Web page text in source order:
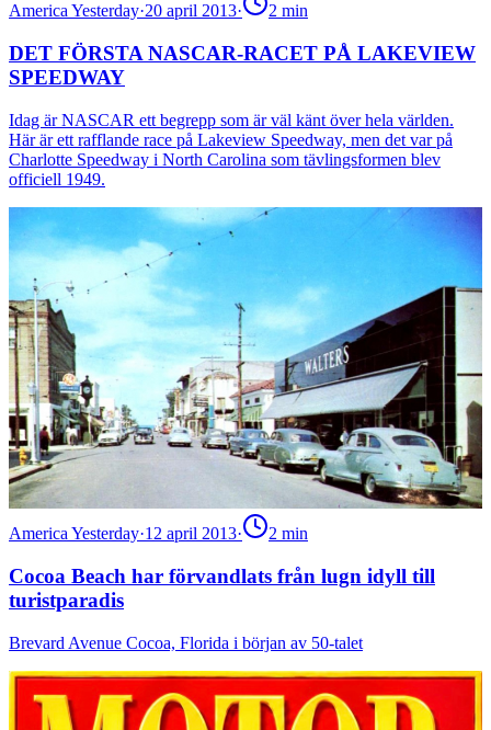
America Yesterday·20 april 2013· 2 min
DET FÖRSTA NASCAR-RACET PÅ LAKEVIEW
SPEEDWAY
Idag är NASCAR ett begrepp som är väl känt över hela världen.
Här är ett rafflande race på Lakeview Speedway, men det var på
Charlotte Speedway i North Carolina som tävlingsformen blev
officiell 1949.
America Yesterday·12 april 2013· 2 min
Cocoa Beach har förvandlats från lugn idyll till
turistparadis
Brevard Avenue Cocoa, Florida i början av 50-talet